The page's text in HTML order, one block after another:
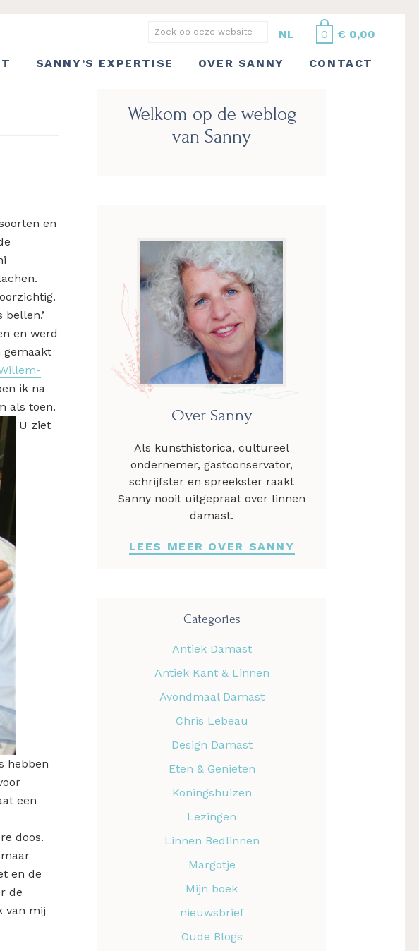
0 € 0,00
Zoek
deze
NL
SANNY’S EXPERTISE OVER SANNY CONTACT
en
en werd
gemaakt
ik na
als toen.
U ziet
hebben
een
doos.
en de
de
van mij
Sidebar
Welkom op de weblog
van Sanny
Over Sanny
Als kunsthistorica, cultureel
ondernemer, gastconservator,
schrijfster en spreekster raakt
Sanny nooit uitgepraat over linnen
damast.
LEES MEER OVER SANNY
Categories
Antiek Damast
Antiek Kant & Linnen
Avondmaal Damast
Chris Lebeau
Design Damast
Eten & Genieten
Koningshuizen
Lezingen
Linnen Bedlinnen
Margotje
Mijn boek
nieuwsbrief
Oude Blogs